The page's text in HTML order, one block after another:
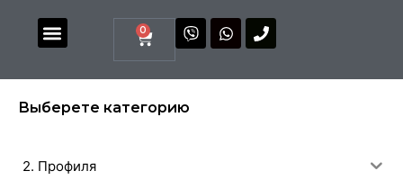
0
Выберете категорию
2. Профиля